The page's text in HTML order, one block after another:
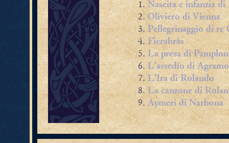
Nascita e infanzia di
Oliviero di Vienna
Pellegrinaggio di re
Fierabràs
La presa di
L'assedio di
L'Ira di Rolando
La canzone di
Aymeri di Narbona